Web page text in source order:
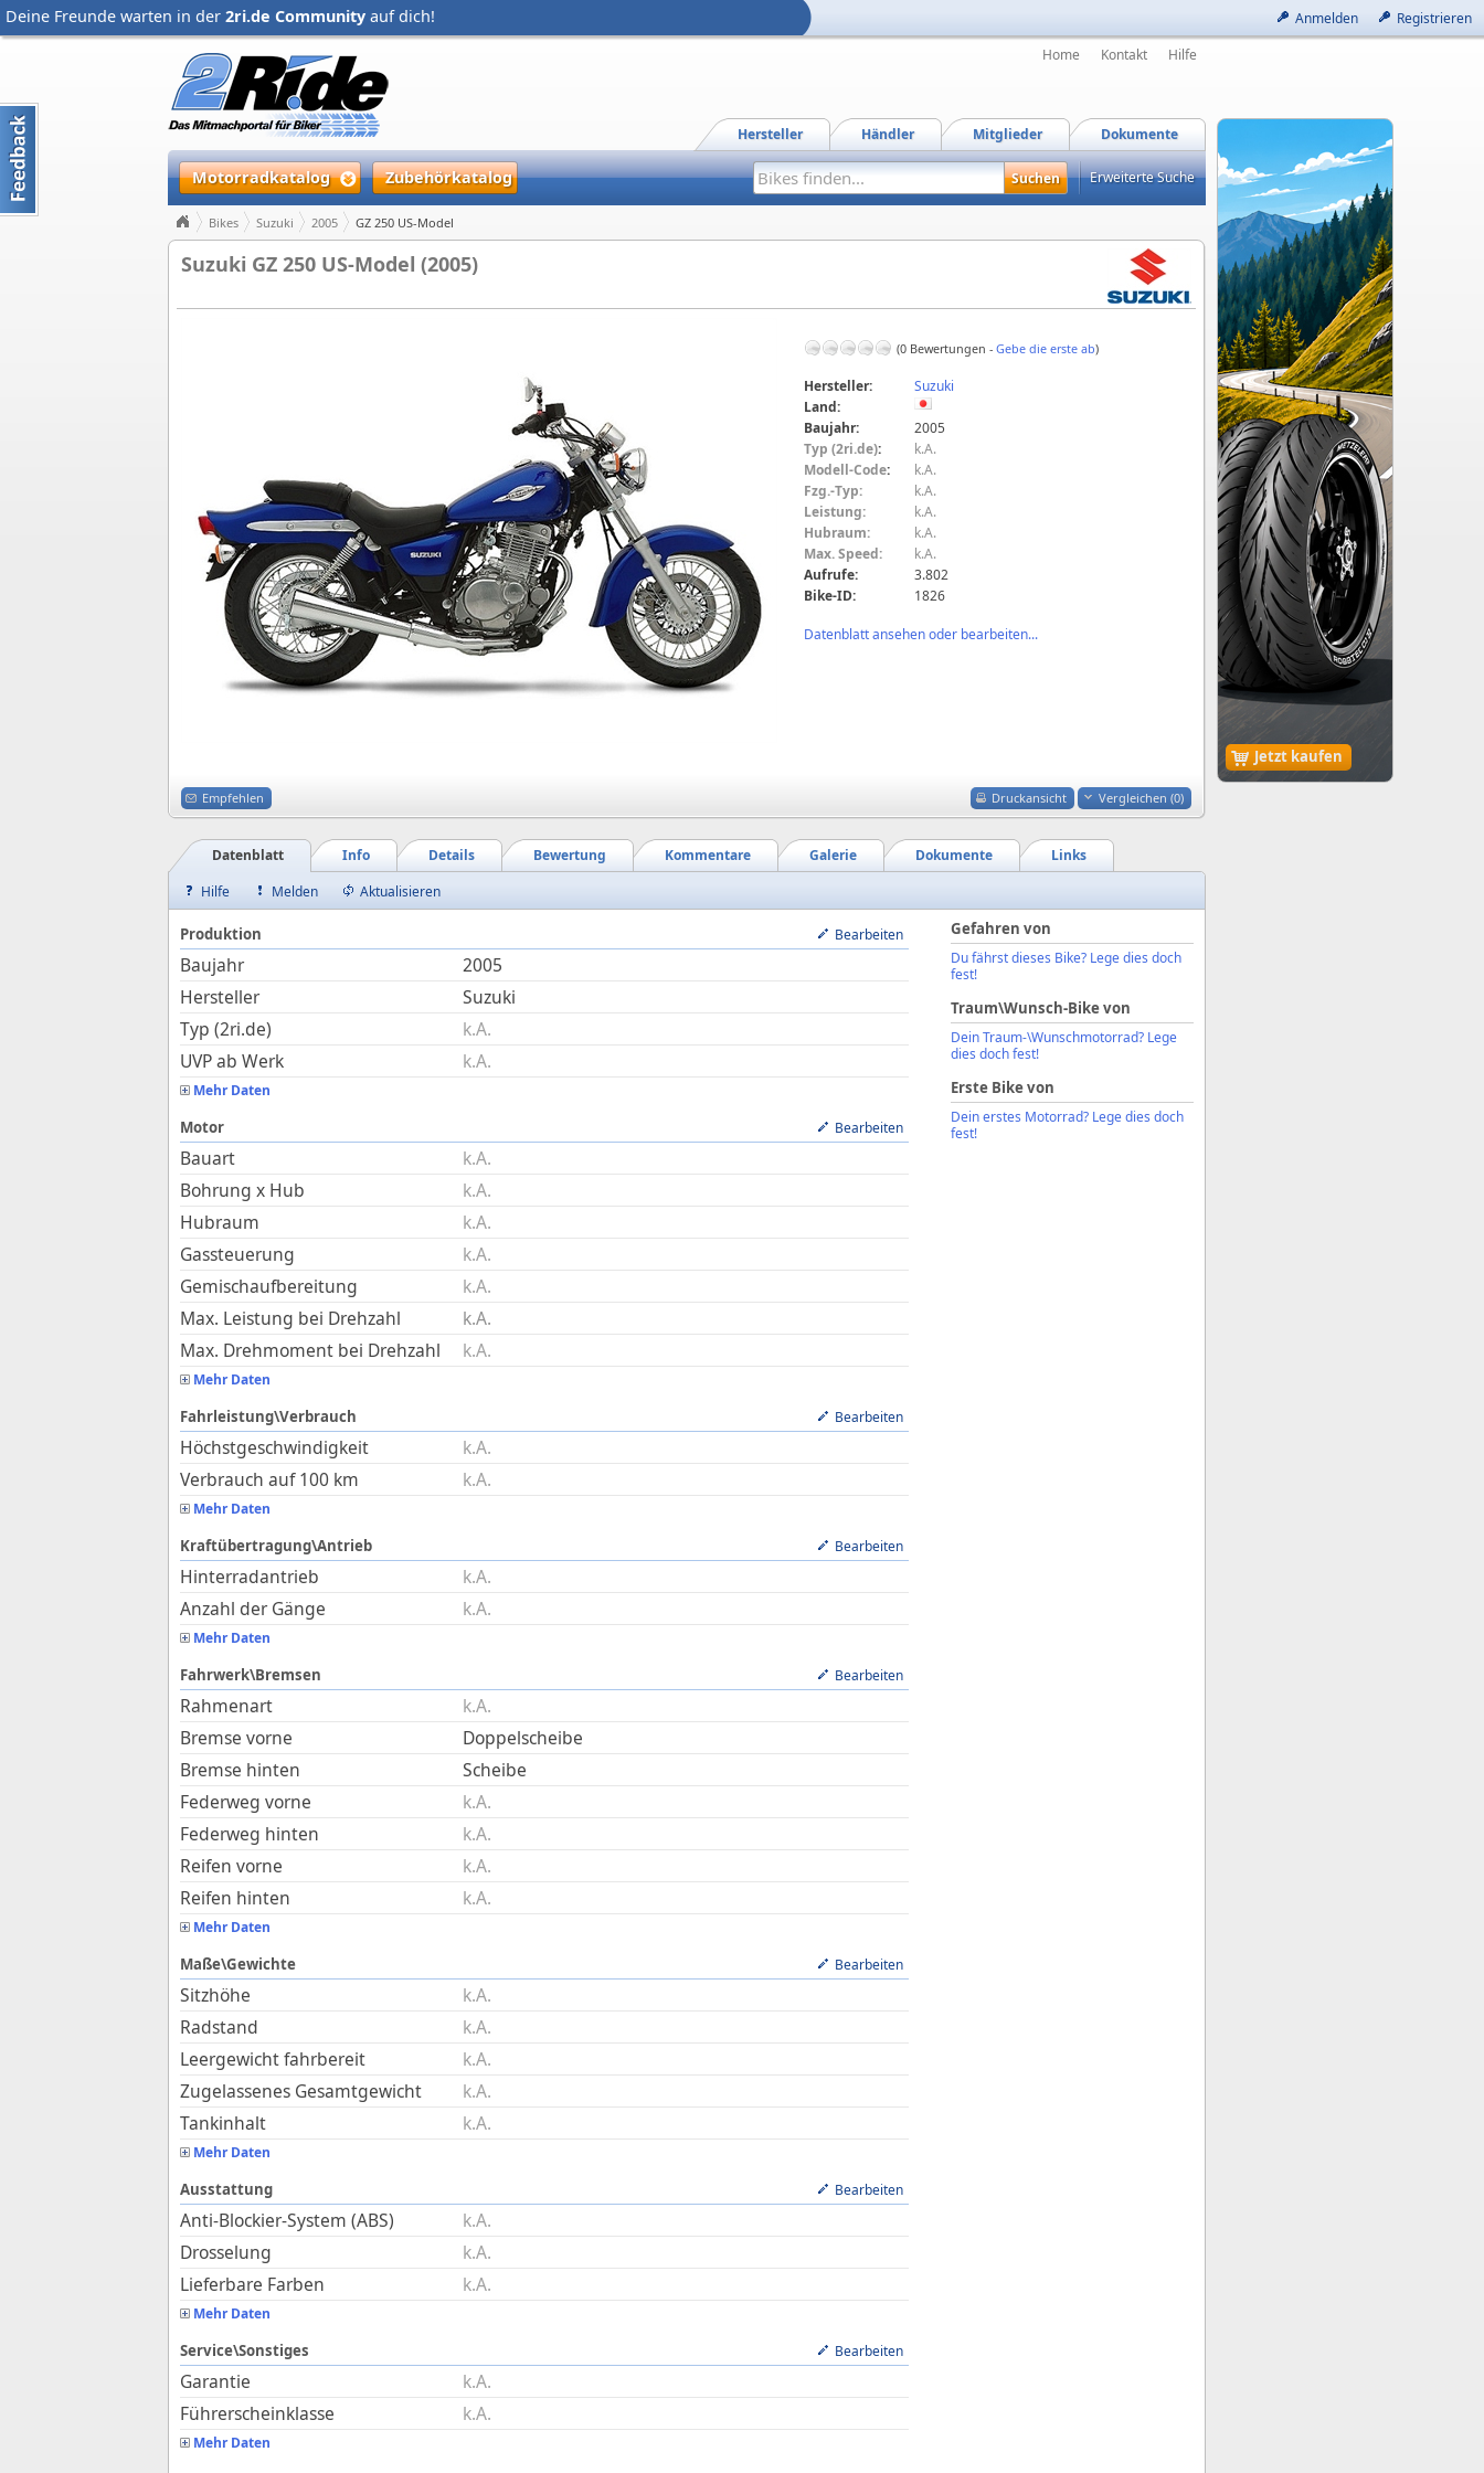
Anmelden Registrieren
Deine Freunde warten in der 2ri.de Community auf dich!
Jetzt kaufen
Home Kontakt Hilfe
Dokumente
Mitglieder
Händler
Hersteller
Motorradkatalog Zubehörkatalog Erweiterte Suche
Bikes Suzuki 2005 GZ 250 US-Model
Suzuki GZ 250 US-Model (2005)
(0 Bewertungen - Gebe die erste ab)
Hersteller:
Suzuki
Land:
Baujahr:
2005
Typ (2ri.de):
k.A.
Modell-Code:
k.A.
Fzg.-Typ:
k.A.
Leistung:
k.A.
Hubraum:
k.A.
Max. Speed:
k.A.
Aufrufe:
3.802
Bike-ID:
1826
Datenblatt ansehen oder bearbeiten...
Druckansicht Vergleichen (0)
Empfehlen
Links
Dokumente
Galerie
Kommentare
Bewertung
Details
Info
Datenblatt
Hilfe
Melden Aktualisieren
Produktion Bearbeiten
Baujahr
2005
Hersteller
Suzuki
Typ (2ri.de)
k.A.
UVP ab Werk
k.A.
Mehr Daten
Motor Bearbeiten
Bauart
k.A.
Bohrung x Hub
k.A.
Hubraum
k.A.
Gassteuerung
k.A.
Gemischaufbereitung
k.A.
Max. Leistung bei Drehzahl
k.A.
Max. Drehmoment bei Drehzahl
k.A.
Mehr Daten
Fahrleistung\Verbrauch Bearbeiten
Höchstgeschwindigkeit
k.A.
Verbrauch auf 100 km
k.A.
Mehr Daten
Kraftübertragung\Antrieb Bearbeiten
Hinterradantrieb
k.A.
Anzahl der Gänge
k.A.
Mehr Daten
Fahrwerk\Bremsen Bearbeiten
Rahmenart
k.A.
Bremse vorne
Doppelscheibe
Bremse hinten
Scheibe
Federweg vorne
k.A.
Federweg hinten
k.A.
Reifen vorne
k.A.
Reifen hinten
k.A.
Mehr Daten
Maße\Gewichte Bearbeiten
Sitzhöhe
k.A.
Radstand
k.A.
Leergewicht fahrbereit
k.A.
Zugelassenes Gesamtgewicht
k.A.
Tankinhalt
k.A.
Mehr Daten
Ausstattung Bearbeiten
Anti-Blockier-System (ABS)
k.A.
Drosselung
k.A.
Lieferbare Farben
k.A.
Mehr Daten
Service\Sonstiges Bearbeiten
Garantie
k.A.
Führerscheinklasse
k.A.
Mehr Daten
Gefahren von
Du fährst dieses Bike? Lege dies doch
fest!
Traum\Wunsch-Bike von
Dein Traum-\Wunschmotorrad? Lege
dies doch fest!
Erste Bike von
Dein erstes Motorrad? Lege dies doch
fest!